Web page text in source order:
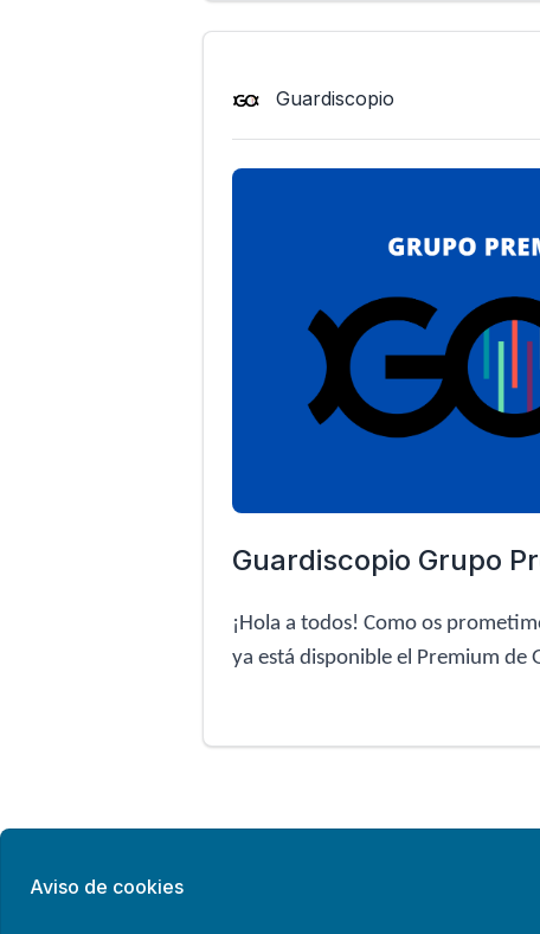
Aviso de cookies
Guardiscopio
Guardiscopio Grupo
¡Hola a todos! Como os
ya está disponible el Premium de